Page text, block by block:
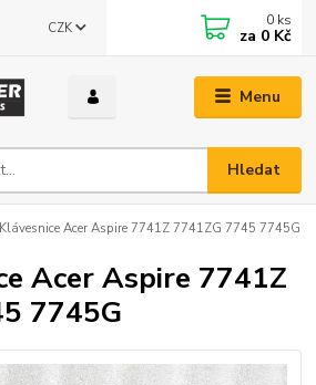
Menu
CZK
Hledat
0 ks
za 0 Kč
Acer Aspire 7741Z 7741ZG 7745 7745G
Acer Aspire 7741Z
7745G